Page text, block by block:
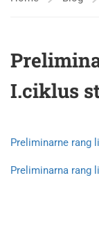
I.ciklus
Preliminarne rang
Preliminarna rang